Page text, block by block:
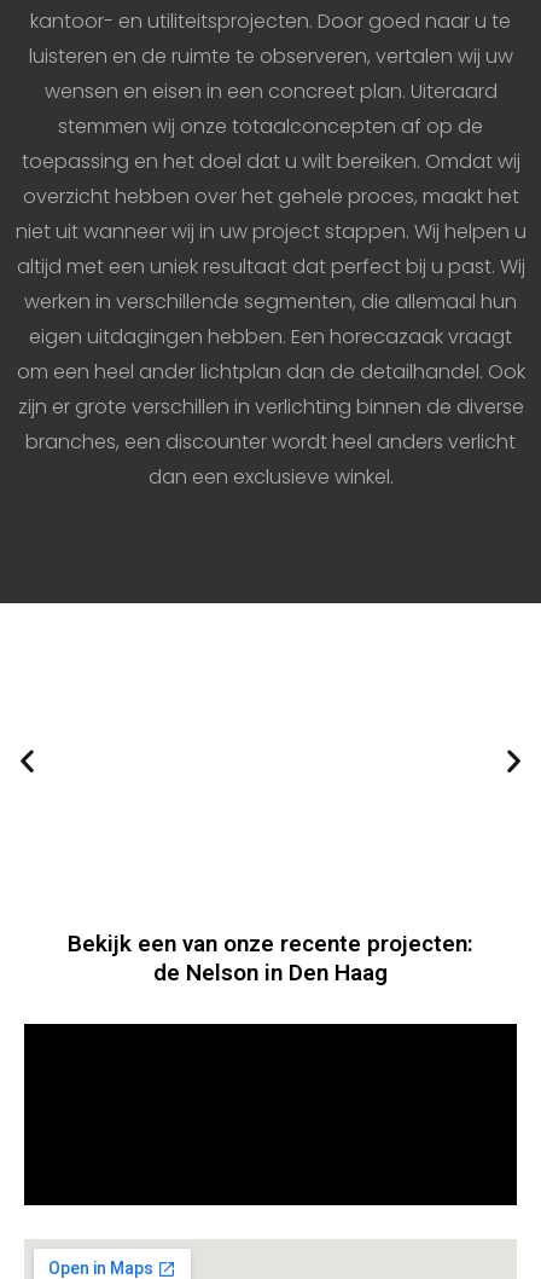
kantoor- en utiliteitsprojecten. Door goed naar u te
luisteren en de ruimte te observeren, vertalen wij uw
wensen en eisen in een concreet plan. Uiteraard
stemmen wij onze totaalconcepten af op de
toepassing en het doel dat u wilt bereiken. Omdat wij
overzicht hebben over het gehele proces, maakt het
niet uit wanneer wij in uw project stappen. Wij helpen u
altijd met een uniek resultaat dat perfect bij u past. Wij
werken in verschillende segmenten, die allemaal hun
eigen uitdagingen hebben. Een horecazaak vraagt
om een heel ander lichtplan dan de detailhandel. Ook
zijn er grote verschillen in verlichting binnen de diverse
branches, een discounter wordt heel anders verlicht
dan een exclusieve winkel.
Bekijk een van onze recente projecten:
de Nelson in Den Haag